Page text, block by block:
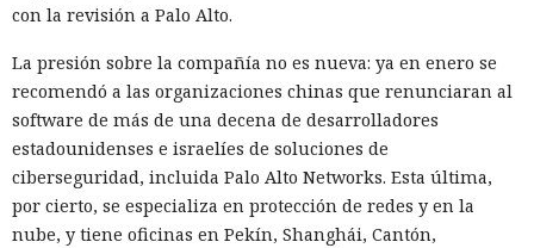
con la revisión a Palo Alto.
La presión sobre la compañía no es nueva: ya en enero se
recomendó a las organizaciones chinas que renunciaran al
software de más de una decena de desarrolladores
estadounidenses e israelíes de soluciones de
ciberseguridad, incluida Palo Alto Networks. Esta última,
por cierto, se especializa en protección de redes y en la
nube, y tiene oficinas en Pekín, Shanghái, Cantón,